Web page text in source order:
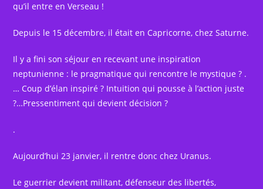
qu’il entre en Verseau !
Depuis le 15 décembre, il était en Capricorne, chez Saturne.
Il y a fini son séjour en recevant une inspiration
neptunienne : le pragmatique qui rencontre le mystique ? .
… Coup d’élan inspiré ? Intuition qui pousse à l’action juste
?…Pressentiment qui devient décision ?
.
Aujourd’hui 23 janvier, il rentre donc chez Uranus.
Le guerrier devient militant, défenseur des libertés,